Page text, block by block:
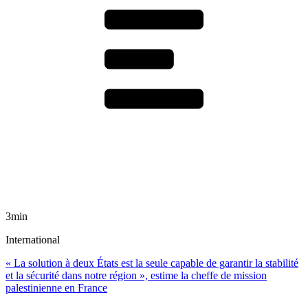
3min
International
« La solution à deux États est la seule capable de garantir la stabilité
et la sécurité dans notre région », estime la cheffe de mission
palestinienne en France